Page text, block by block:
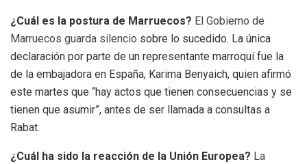
¿Cuál es la postura de Marruecos? El Gobierno de
Marruecos guarda silencio sobre lo sucedido. La única
declaración por parte de un representante marroquí fue la
de la embajadora en España, Karima Benyaich, quien afirmó
este martes que “hay actos que tienen consecuencias y se
tienen que asumir”, antes de ser llamada a consultas a
Rabat.
¿Cuál ha sido la reacción de la Unión Europea? La